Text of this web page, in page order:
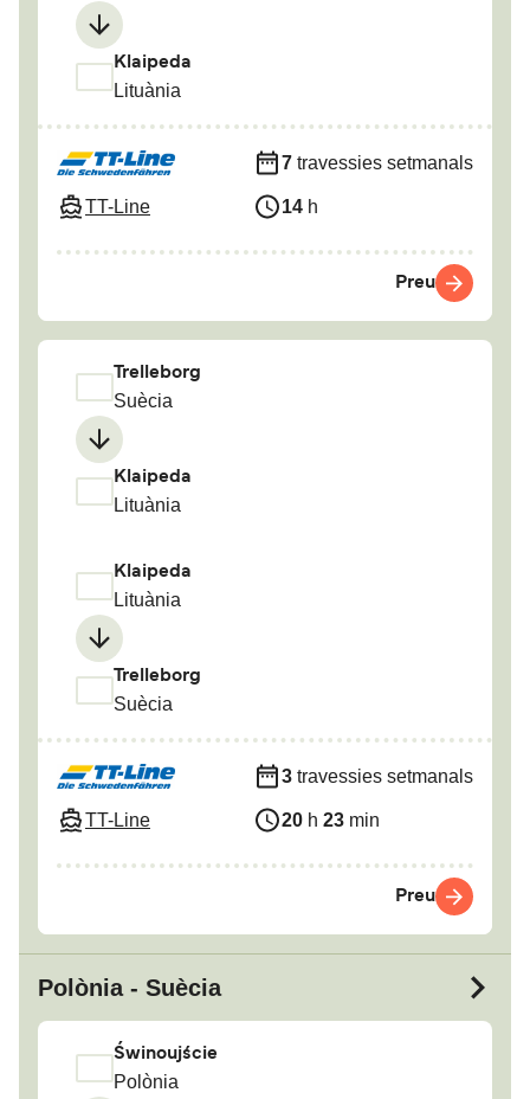
Klaipeda
Lituània
TT-Line
7 travessies setmanals
14 h
Preu
Trelleborg
Suècia
Klaipeda
Lituània
Klaipeda
Lituània
Trelleborg
Suècia
TT-Line
3 travessies setmanals
20 h 23 min
Preu
Polònia - Suècia
Świnoujście
Polònia